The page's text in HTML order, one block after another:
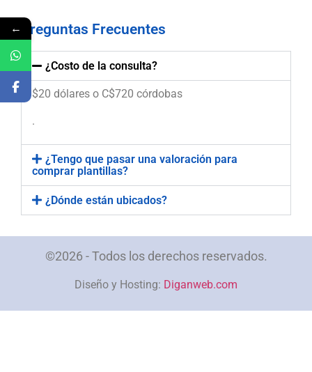
Preguntas Frecuentes
¿Costo de la consulta?
$20 dólares o C$720 córdobas
.
¿Tengo que pasar una valoración para
comprar plantillas?
¿Dónde están ubicados?
©2026 - Todos los derechos reservados.
Diseño y Hosting: Diganweb.com
←